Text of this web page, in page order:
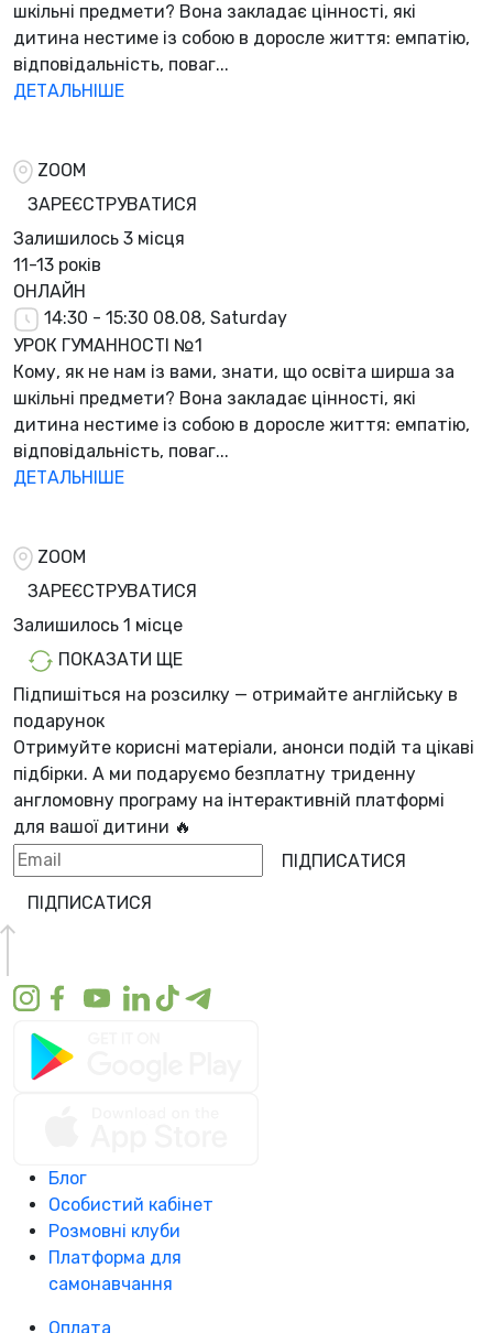
шкільні предмети? Вона закладає цінності, які
дитина нестиме із собою в доросле життя: емпатію,
відповідальність, поваг...
ДЕТАЛЬНІШЕ
ZOOM
ЗАРЕЄСТРУВАТИСЯ
Залишилось 3 місця
11-13 років
ОНЛАЙН
14:30 - 15:30 08.08, Saturday
УРОК ГУМАННОСТІ №1
Кому, як не нам із вами, знати, що освіта ширша за
шкільні предмети? Вона закладає цінності, які
дитина нестиме із собою в доросле життя: емпатію,
відповідальність, поваг...
ДЕТАЛЬНІШЕ
ZOOM
ЗАРЕЄСТРУВАТИСЯ
Залишилось 1 місцe
ПОКАЗАТИ ЩЕ
Підпишіться на розсилку — отримайте англійську в
подарунок
Отримуйте корисні матеріали, анонси подій та цікаві
підбірки. А ми подаруємо безплатну триденну
англомовну програму на інтерактивній платформі
для вашої дитини 🔥
ПІДПИСАТИСЯ
ПІДПИСАТИСЯ
Блог
Особистий кабінет
Розмовні клуби
Платформа для
самонавчання
Оплата